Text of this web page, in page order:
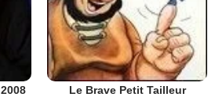
Le Brave Petit Tailleur